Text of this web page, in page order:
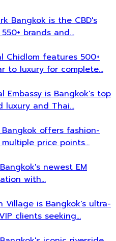
Bangkok is the CBD's
brands and…
Chidlom features 500+
to luxury for complete…
Embassy is Bangkok's top
luxury and Thai…
Bangkok offers fashion-
price points…
newest EM
with…
Village is Bangkok's ultra-
clients seeking…